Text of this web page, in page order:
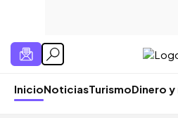
InicioNoticiasTurismoDinero